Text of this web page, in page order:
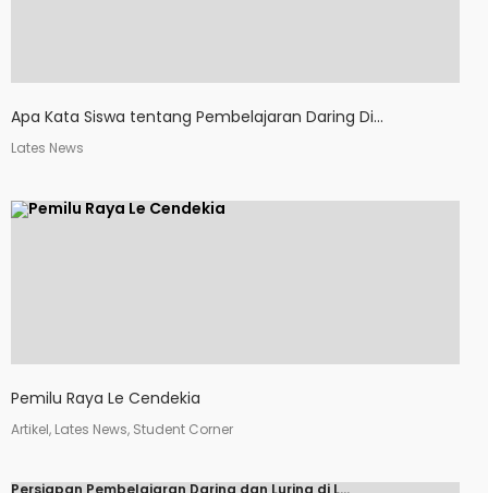
Apa Kata Siswa tentang Pembelajaran Daring Di...
Lates News
Pemilu Raya Le Cendekia
Artikel, Lates News, Student Corner
Persiapan Pembelajaran Daring dan Luring di L...